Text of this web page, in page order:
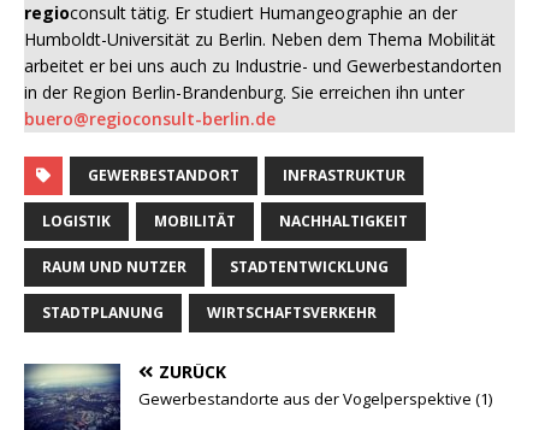
regioconsult tätig. Er studiert Humangeographie an der
Humboldt-Universität zu Berlin. Neben dem Thema Mobilität
arbeitet er bei uns auch zu Industrie- und Gewerbestandorten
in der Region Berlin-Brandenburg. Sie erreichen ihn unter
buero@regioconsult-berlin.de
GEWERBESTANDORT INFRASTRUKTUR
LOGISTIK MOBILITÄT NACHHALTIGKEIT
RAUM UND NUTZER STADTENTWICKLUNG
STADTPLANUNG WIRTSCHAFTSVERKEHR
ZURÜCK
Gewerbestandorte aus der Vogelperspektive (1)